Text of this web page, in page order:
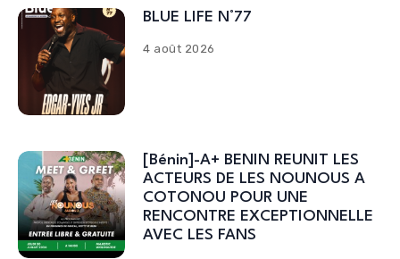
BLUE LIFE N°77
4 août 2026
[Bénin]-A+ BENIN REUNIT LES
ACTEURS DE LES NOUNOUS A
COTONOU POUR UNE
RENCONTRE EXCEPTIONNELLE
AVEC LES FANS